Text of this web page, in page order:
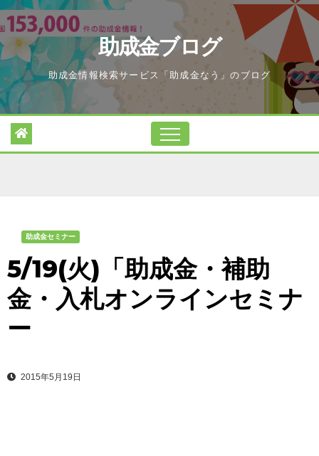
Skip
to
content
助成金ブログ
助成金情報検索サービス「助成金なう」のブログ
助成金セミナー
5/19(火)「助成金・補助
金・入札オンラインセミナ
ー
2015年5月19日